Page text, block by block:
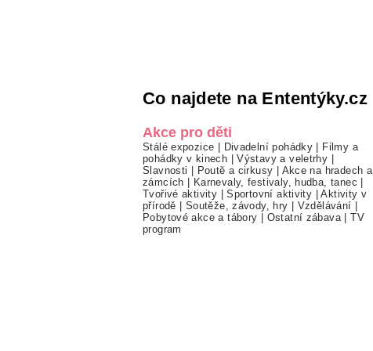
Co najdete na Ententýky.cz
Akce pro děti
Stálé expozice | Divadelní pohádky | Filmy a
pohádky v kinech |Výstavy a veletrhy |
Slavnosti | Poutě a cirkusy | Akce na hradech a
zámcích | Karnevaly, festivaly, hudba, tanec |
Tvořivé aktivity |Sportovní aktivity |Aktivity v
přírodě | Soutěže, závody, hry | Vzdělávání |
Pobytové akce a tábory | Ostatní zábava |TV
program